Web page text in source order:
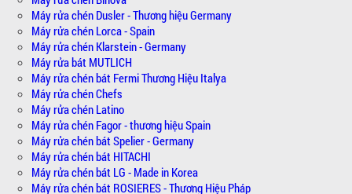
Máy rửa chén Dusler - Thương hiệu Germany
Máy rửa chén Lorca - Spain
Máy rửa chén Klarstein - Germany
Máy rửa bát MUTLICH
Máy rửa chén bát Fermi Thương Hiệu Italya
Máy rửa chén Chefs
Máy rửa chén Latino
Máy rửa chén Fagor - thương hiệu Spain
Máy rửa chén bát Spelier - Germany
Máy rửa chén bát HITACHI
Máy rửa chén bát LG - Made in Korea
Máy rửa chén bát ROSIERES - Thương Hiệu Pháp